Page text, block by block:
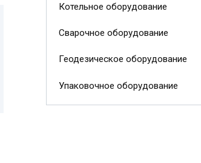
Котельное оборудование
Сварочное оборудование
Геодезическое оборудование
Упаковочное оборудование